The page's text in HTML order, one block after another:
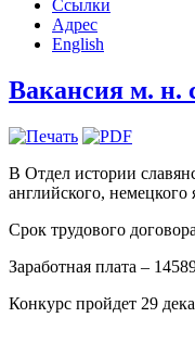
Ссылки
Адрес
English
Вакансия м. н.
В Отдел истории
английского,
Срок трудового
Заработная плата –
Конкурс пройдет 29